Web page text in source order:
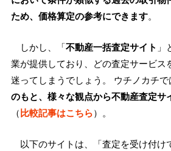
ため、価格算定の参考にできます。
しかし、「不動産一括査定サイト 」
業が提供しており、どの査定サービス
迷ってしまうでしょう。 ウチノカチで
のもと、様々な観点から不動産査定サ
（比較記事はこちら）。
以下のサイトは、「査定を受け付け